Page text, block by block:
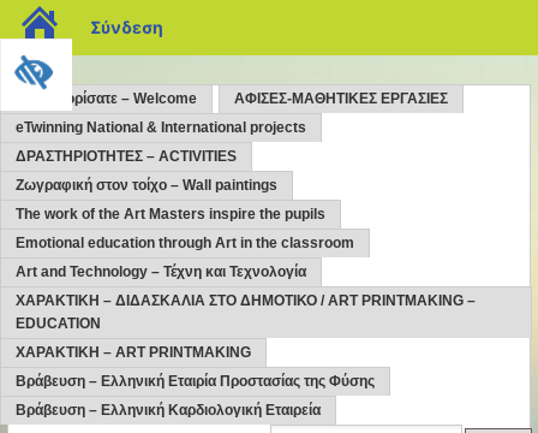
Kαλώς ορίσατε – Welcome
ΑΦΙΣΕΣ-ΜΑΘΗΤΙΚΕΣ ΕΡΓΑΣΙΕΣ
eTwinning National & International projects
ΔΡΑΣΤΗΡΙΟΤΗΤΕΣ – ACTIVITIES
Ζωγραφική στον τοίχο – Wall paintings
The work of the Art Masters inspire the pupils
Emotional education through Art in the classroom
Art and Technology – Τέχνη και Τεχνολογία
ΧΑΡΑΚΤΙΚΗ – ΔΙΔΑΣΚΑΛΙΑ ΣΤΟ ΔΗΜΟΤΙΚΟ / ART PRINTMAKING –
EDUCATION
ΧΑΡΑΚΤΙΚΗ – ART PRINTMAKING
Βράβευση – Ελληνική Εταιρία Προστασίας της Φύσης
Βράβευση – Ελληνική Καρδιολογική Εταιρεία
blogs.sch.gr
Σύνδεση